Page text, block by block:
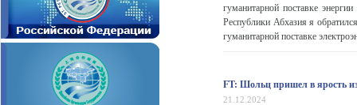
гуманитарной поставке
Республики Абхазия я
гуманитарной поставке
FT: Шольц пришел в ярость
21.12.2024